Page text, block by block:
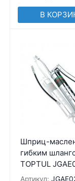
В
Шприц-
гибким
TOPTUL
Артикул: